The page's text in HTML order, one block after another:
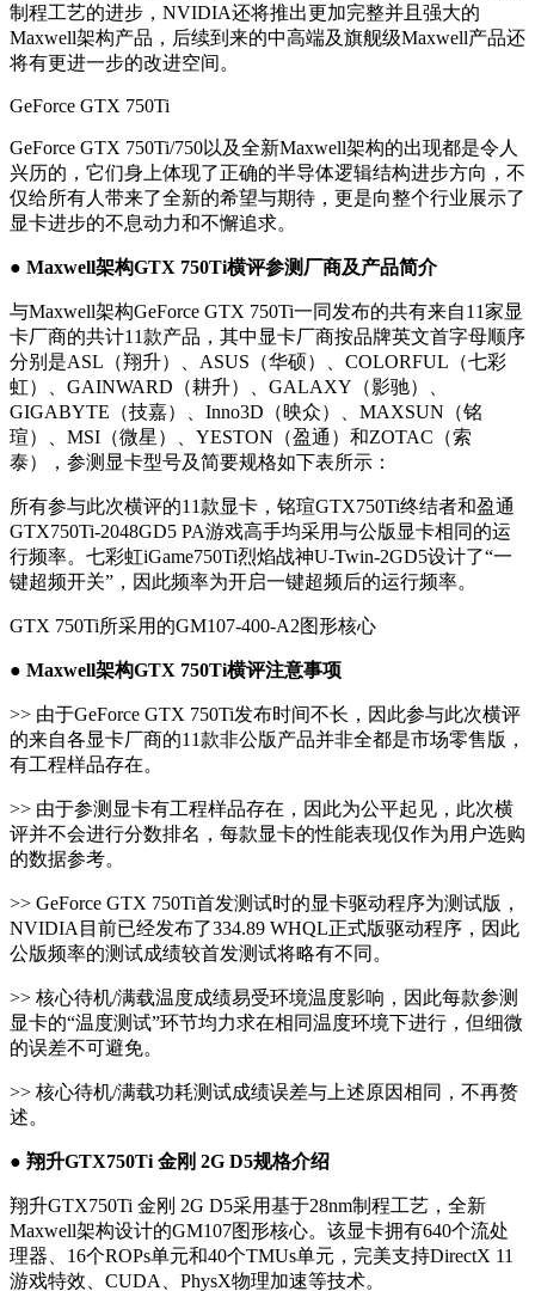
制程工艺的进步，NVIDIA还将推出更加完整并且强大的
Maxwell架构产品，后续到来的中高端及旗舰级Maxwell产品还
将有更进一步的改进空间。
GeForce GTX 750Ti
GeForce GTX 750Ti/750以及全新Maxwell架构的出现都是令人
兴历的，它们身上体现了正确的半导体逻辑结构进步方向，不
仅给所有人带来了全新的希望与期待，更是向整个行业展示了
显卡进步的不息动力和不懈追求。
● Maxwell架构GTX 750Ti横评参测厂商及产品简介
与Maxwell架构GeForce GTX 750Ti一同发布的共有来自11家显
卡厂商的共计11款产品，其中显卡厂商按品牌英文首字母顺序
分别是ASL（翔升）、ASUS（华硕）、COLORFUL（七彩
虹）、GAINWARD（耕升）、GALAXY（影驰）、
GIGABYTE（技嘉）、Inno3D（映众）、MAXSUN（铭
瑄）、MSI（微星）、YESTON（盈通）和ZOTAC（索
泰），参测显卡型号及简要规格如下表所示：
所有参与此次横评的11款显卡，铭瑄GTX750Ti终结者和盈通
GTX750Ti-2048GD5 PA游戏高手均采用与公版显卡相同的运
行频率。七彩虹iGame750Ti烈焰战神U-Twin-2GD5设计了“一
键超频开关”，因此频率为开启一键超频后的运行频率。
GTX 750Ti所采用的GM107-400-A2图形核心
● Maxwell架构GTX 750Ti横评注意事项
>> 由于GeForce GTX 750Ti发布时间不长，因此参与此次横评
的来自各显卡厂商的11款非公版产品并非全都是市场零售版，
有工程样品存在。
>> 由于参测显卡有工程样品存在，因此为公平起见，此次横
评并不会进行分数排名，每款显卡的性能表现仅作为用户选购
的数据参考。
>> GeForce GTX 750Ti首发测试时的显卡驱动程序为测试版，
NVIDIA目前已经发布了334.89 WHQL正式版驱动程序，因此
公版频率的测试成绩较首发测试将略有不同。
>> 核心待机/满载温度成绩易受环境温度影响，因此每款参测
显卡的“温度测试”环节均力求在相同温度环境下进行，但细微
的误差不可避免。
>> 核心待机/满载功耗测试成绩误差与上述原因相同，不再赘
述。
● 翔升GTX750Ti 金刚 2G D5规格介绍
翔升GTX750Ti 金刚 2G D5采用基于28nm制程工艺，全新
Maxwell架构设计的GM107图形核心。该显卡拥有640个流处
理器、16个ROPs单元和40个TMUs单元，完美支持DirectX 11
游戏特效、CUDA、PhysX物理加速等技术。